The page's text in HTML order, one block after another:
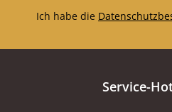
Ich habe die
Service-